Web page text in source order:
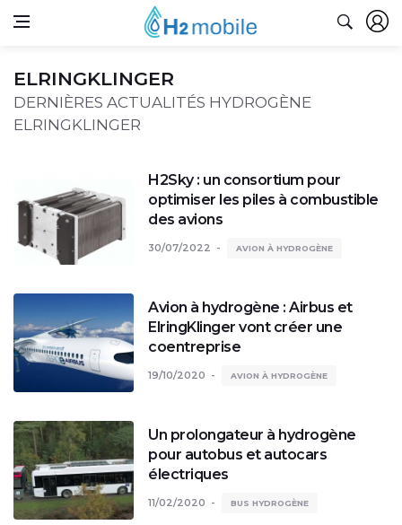
ELRINGKLINGER
DERNIÈRES ACTUALITÉS HYDROGÈNE
ELRINGKLINGER
H2Sky : un consortium pour
optimiser les piles à combustible
des avions
30/07/2022 AVION À HYDROGÈNE
Avion à hydrogène : Airbus et
ElringKlinger vont créer une
coentreprise
19/10/2020 AVION À HYDROGÈNE
Un prolongateur à hydrogène
pour autobus et autocars
électriques
11/02/2020 BUS HYDROGÈNE